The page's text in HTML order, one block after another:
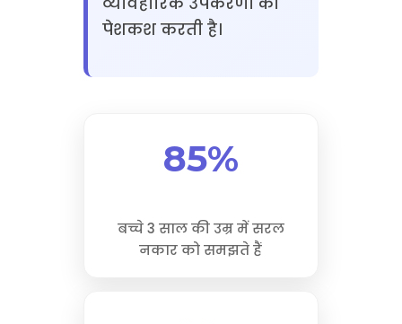
पेशकश करती है।
85%
बच्चे 3 साल की उम्र में सरल
नकार को समझते हैं